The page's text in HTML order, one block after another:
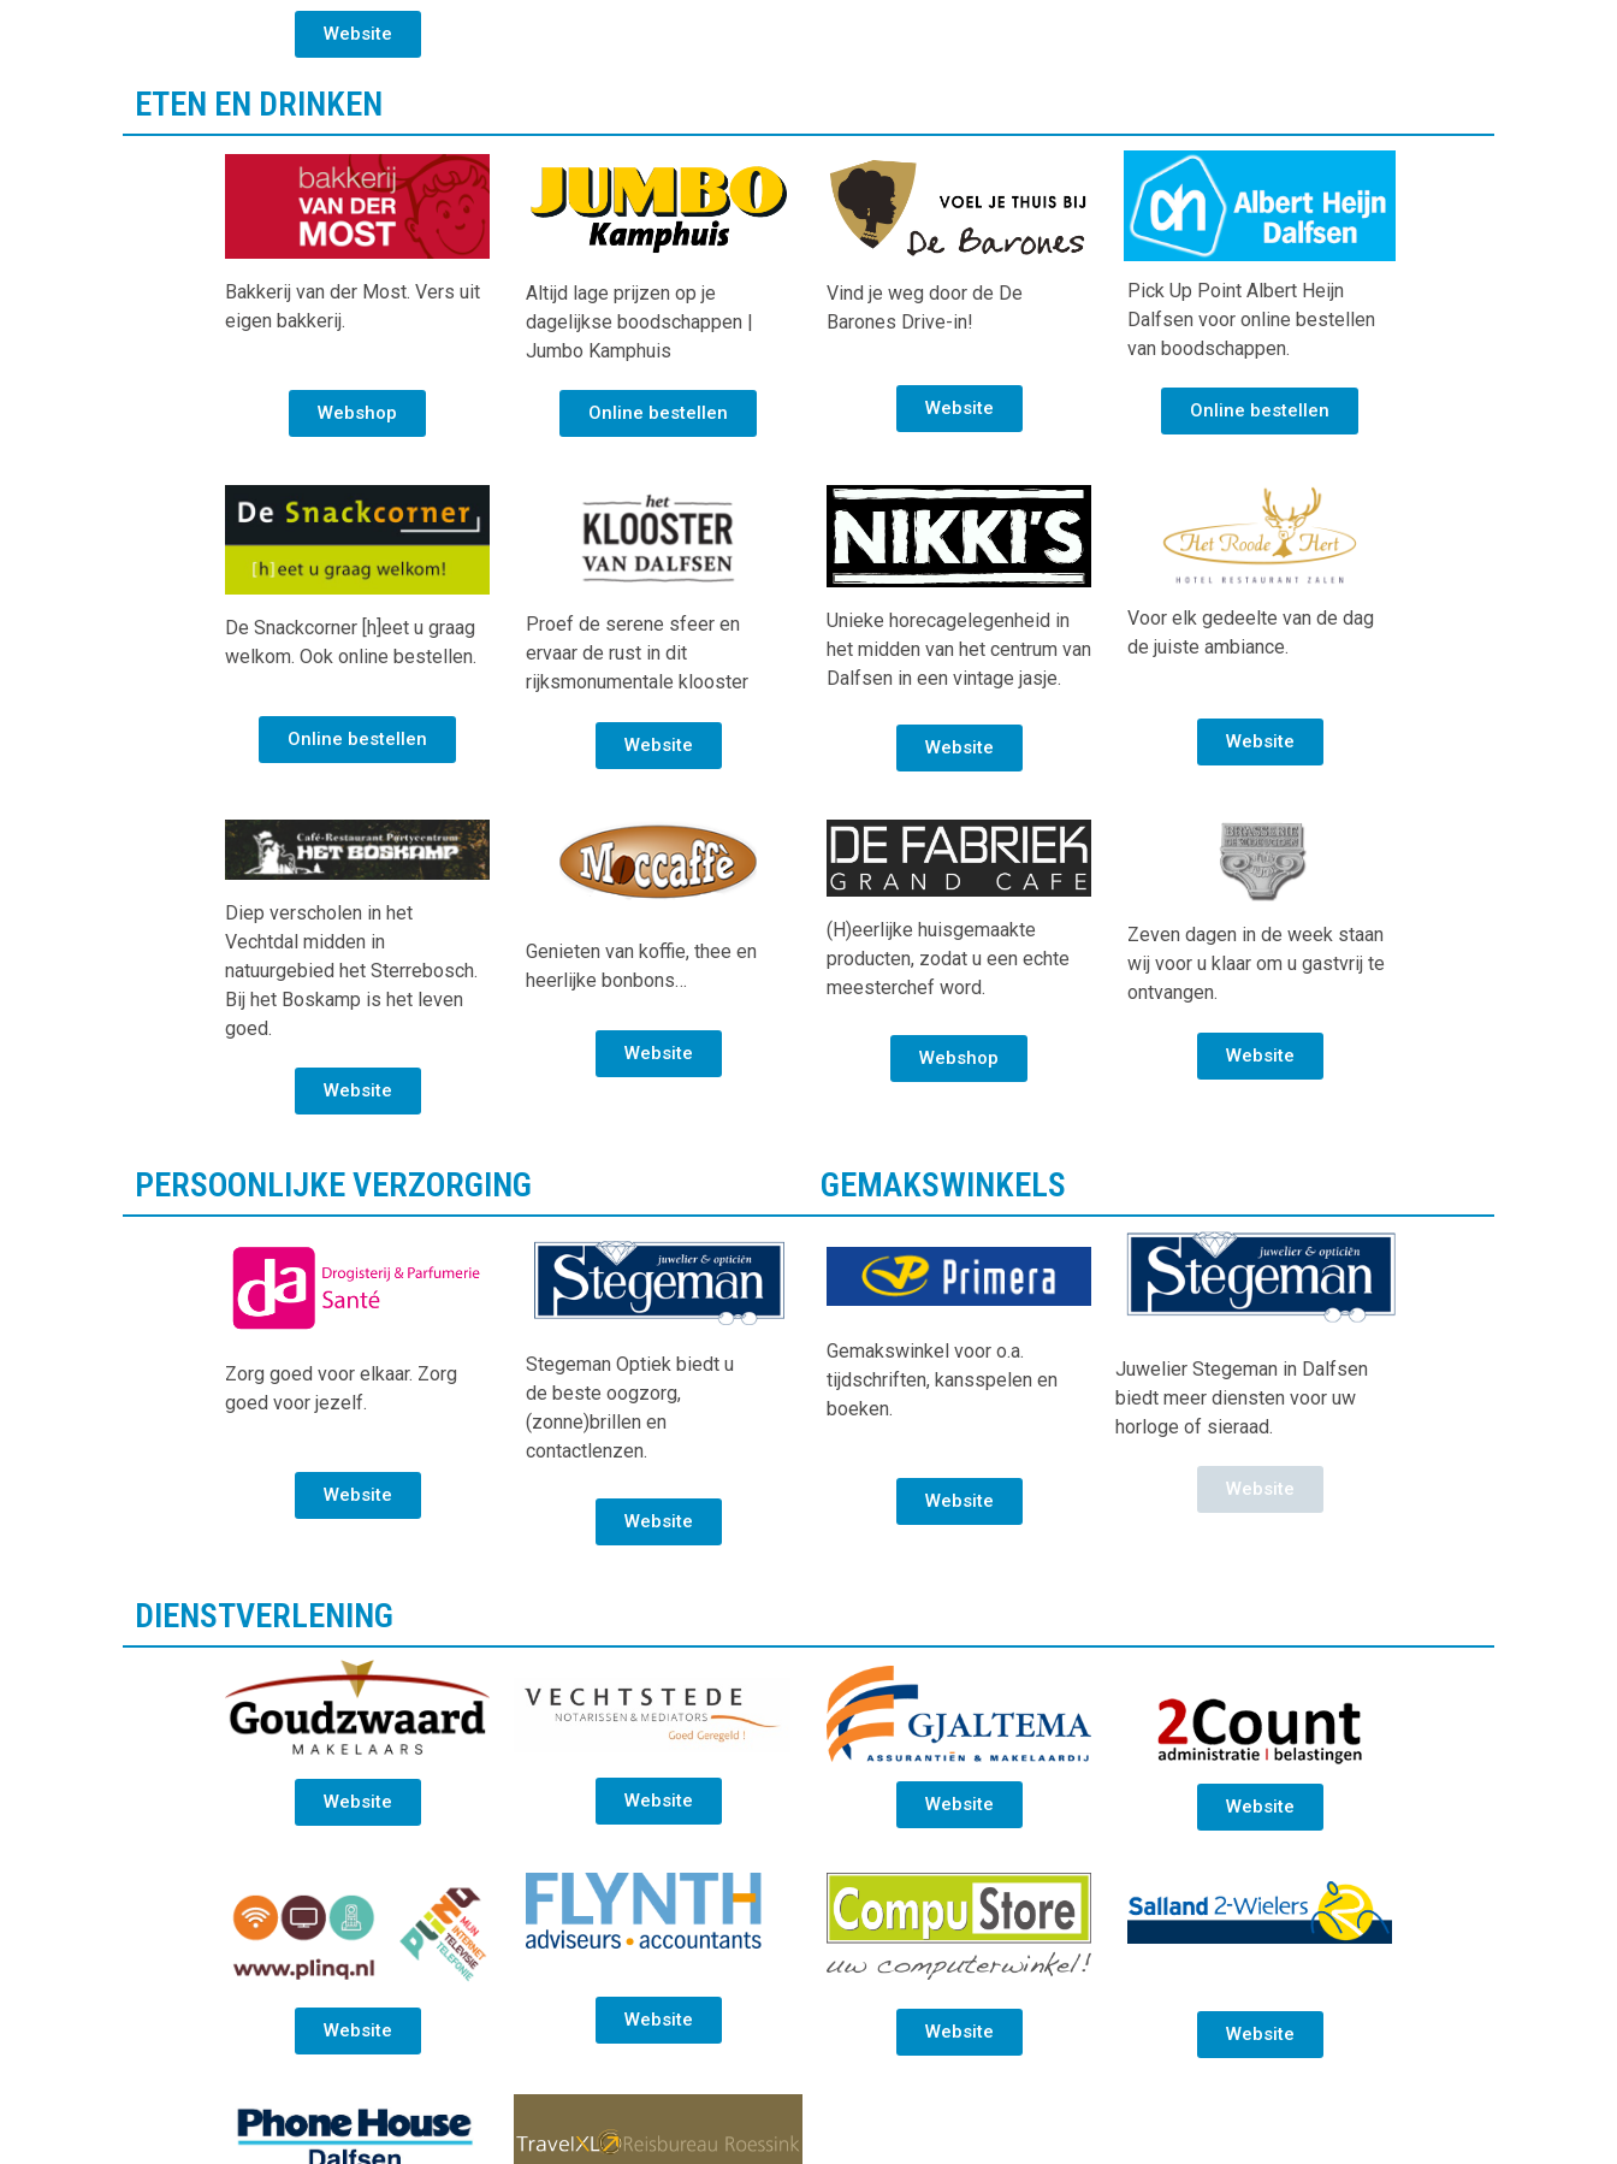
Website
ETEN EN DRINKEN
Bakkerij van der Most. Vers uit
eigen bakkerij.
Webshop
Altijd lage prijzen op je
dagelijkse boodschappen |
Jumbo Kamphuis
Online bestellen
Vind je weg door de De
Barones Drive-in!
Website
Pick Up Point Albert Heijn
Dalfsen voor online bestellen
van boodschappen.
Online bestellen
De Snackcorner [h]eet u graag
welkom. Ook online bestellen.
Online bestellen
Proef de serene sfeer en
ervaar de rust in dit
rijksmonumentale klooster
Website
Unieke horecagelegenheid in
het midden van het centrum van
Dalfsen in een vintage jasje.
Website
Voor elk gedeelte van de dag
de juiste ambiance.
Website
Diep verscholen in het
Vechtdal midden in
natuurgebied het Sterrebosch.
Bij het Boskamp is het leven
goed.
Website
Genieten van koffie, thee en
heerlijke bonbons…
Website
(H)eerlijke huisgemaakte
producten, zodat u een echte
meesterchef word.
Webshop
Zeven dagen in de week staan
wij voor u klaar om u gastvrij te
ontvangen.
Website
PERSOONLIJKE VERZORGING GEMAKSWINKELS
Zorg goed voor elkaar. Zorg
goed voor jezelf.
Website
Stegeman Optiek biedt u
de beste oogzorg,
(zonne)brillen en
contactlenzen.
Website
Gemakswinkel voor o.a.
tijdschriften, kansspelen en
boeken.
Website
Juwelier Stegeman in Dalfsen
biedt meer diensten voor uw
horloge of sieraad.
Website
DIENSTVERLENING
Website Website Website Website
Website
Website
Website Website